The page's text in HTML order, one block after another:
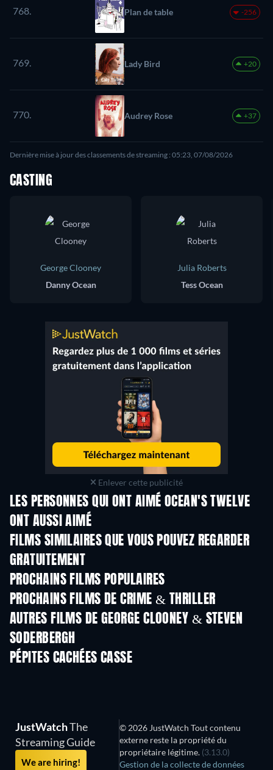
768. Plan de table -256
769. Lady Bird +20
770. Audrey Rose +37
Dernière mise à jour des classements de streaming : 05:23, 07/08/2026
CASTING
George Clooney
Danny Ocean
Julia Roberts
Tess Ocean
Enlever cette publicité
LES PERSONNES QUI ONT AIMÉ OCEAN'S TWELVE
ONT AUSSI AIMÉ
FILMS SIMILAIRES QUE VOUS POUVEZ REGARDER
GRATUITEMENT
PROCHAINS FILMS POPULAIRES
PROCHAINS FILMS DE CRIME & THRILLER
AUTRES FILMS DE GEORGE CLOONEY & STEVEN
SODERBERGH
PÉPITES CACHÉES CASSE
JustWatchThe
Streaming Guide
We are hiring!
© 2026 JustWatch Tout contenu
externe reste la propriété du
propriétaire légitime. (3.13.0)
Gestion de la collecte de données